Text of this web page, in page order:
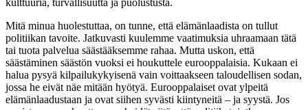
Mitä minua huolestuttaa, on tunne, että elämänlaadista on tullut
politiikan tavoite. Jatkuvasti kuulemme vaatimuksia uhraamaan tätä
tai tuota palvelua säästääksemme rahaa. Mutta uskon, että
säästäminen säästön vuoksi ei houkuttele eurooppalaisia. Kukaan ei
halua pysyä kilpailukykyisenä vain voittaakseen taloudellisen sodan,
jossa he eivät näe mitään hyötyä. Eurooppalaiset ovat ylpeitä
elämänlaadustaan ja ovat siihen syvästi kiintyneitä – ja syystä. Jos